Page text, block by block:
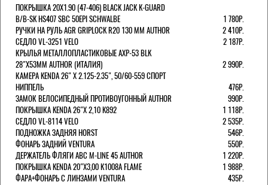
ПОКРЫШКА 20X1.90 (47-406) BLACK JACK K-GUARD
B/B-SK HS407 SBC 50EPI SCHWALBE
1 780Р.
РУЧКИ НА РУЛЬ AGR GRIPLOCK R20 130 ММ AUTHOR
2 410Р.
СЕДЛО VL-3251 VELO
2 187Р.
КРЫЛЬЯ МЕТАЛЛОПЛАСТИКОВЫЕ AXP-53 BLK
28"Х53ММ AUTHOR (ИТАЛИЯ)
2 990Р.
КАМЕРА KENDA 26" Х 2.125-2.35", 50/60-559 СПОРТ
НИППЕЛЬ
476Р.
ЗАМОК ВЕЛОСИПЕДНЫЙ ПРОТИВОУГОННЫЙ AUTHOR
990Р.
ПОКРЫШКА KENDA 26"Х 2,10 K892
1 118Р.
СЕДЛО VL-8114 VELO
2 535Р.
ПОДНОЖКА ЗАДНЯЯ HORST
546Р.
ФОНАРЬ ЗАДНИЙ VENTURA
550Р.
ДЕРЖАТЕЛЬ ФЛЯГИ АВС M-LINE 45 AUTHOR
1 220Р.
ПОКРЫШКА KENDA 20"Х3,00 K1008A FLAME
1 988Р.
ФАРА+ФОНАРЬ С ЛИНЗАМИ VENTURA
435Р.